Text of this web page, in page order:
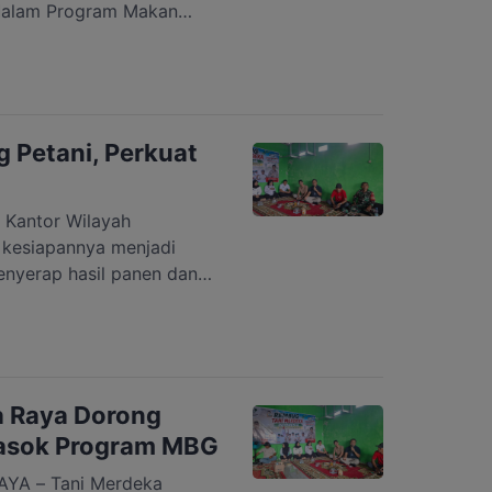
Program Makan
yang didorong
antara kelompok
Gizi (SPPG).
[…]
Petani, Perkuat
Kantor Wilayah
menjadi
hasil panen dan
ketahanan
disampaikan Pimpinan
Erwin Budiana,
8/2026). Erwin
Raya Dorong
Program MBG
– Tani Merdeka